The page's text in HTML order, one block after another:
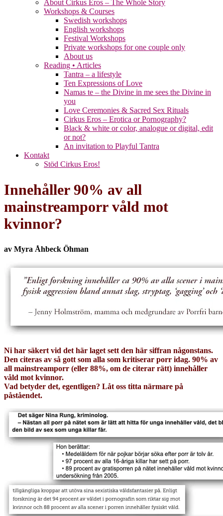
About Cirkus Eros – The Whole Story
Workshops & Courses
Swedish workshops
English workshops
Festival Workshops
Private workshops for one couple only
About us
Reading • Articles
Tantra – a lifestyle
Ten Expressions of Love
Namas te – the Divine in me sees the Divine in
you
Love Ceremonies & Sacred Sex Rituals
Cirkus Eros – Erotica or Pornography?
Black & white or color, analogue or digital, edit
or not?
An invitation to Playful Tantra
Kontakt
Stöd Cirkus Eros!
Innehåller 90% av all
mainstreamporr våld mot
kvinnor?
av Myra Åhbeck Öhman
Ni har säkert vid det här laget sett den här siffran någonstans.
Den citeras av så gott som alla som kritiserar porr idag. 90% av
all mainstreamporr (eller 88%, om de citerar rätt) innehåller
våld mot kvinnor.
Vad betyder det, egentligen? Låt oss titta närmare på
påståendet.